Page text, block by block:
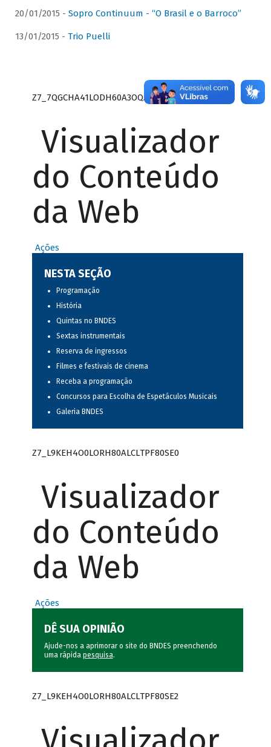
20/01/2015 - Sopro Continuum - “O Brasil e o Barroco”
13/01/2015 - Trio Puelli
Z7_7QGCHA41LODH60A3OQA8RN1415
Visualizador
do Conteúdo
da Web
Ações
NESTA SEÇÃO
Programação
História
Quintas no BNDES
Sextas instrumentais
Reserva de ingressos
Filmes e festivais de cinema
Receba a programação
Concursos para Escolha de Espetáculos Musicais
Galeria BNDES
Z7_L9KEH4O0LORH80ALCLTPF80SE0
Visualizador
do Conteúdo
da Web
Ações
DÊ SUA OPINIÃO
Ajude-nos a aprimorar o site do BNDES preenchendo
uma rápida pesquisa.
Z7_L9KEH4O0LORH80ALCLTPF80SE2